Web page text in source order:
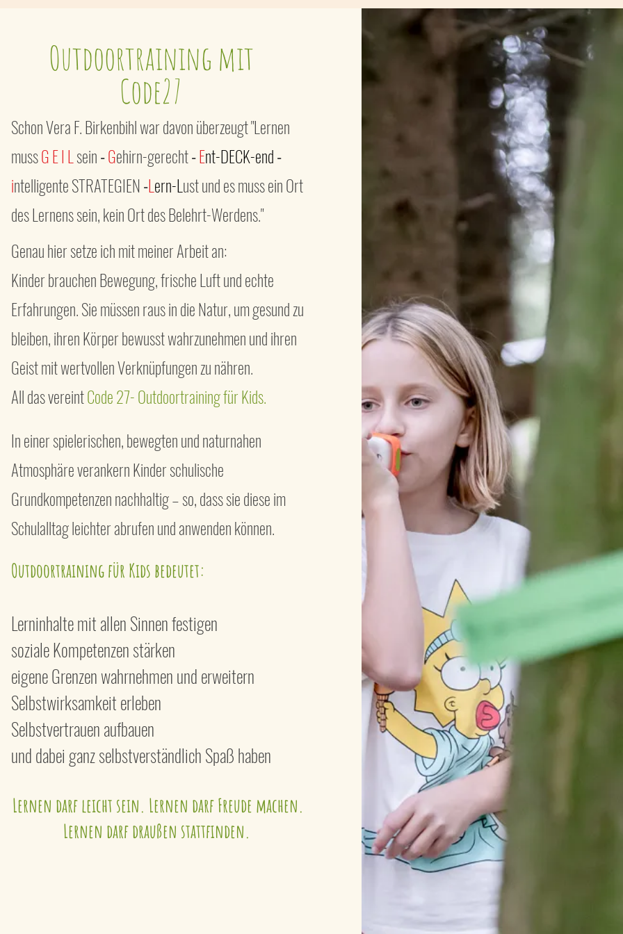
Outdoortraining mit
Code27
Schon Vera F. Birkenbihl war davon überzeugt "Lernen
mussG E I L sein-Gehirn-gerecht-Ent-DECK-end-
intelligente STRATEGIEN-L ern-L ust und es muss ein Ort
des Lernens sein, kein Ort des Belehrt-Werdens."
Genau hier setze ich mit meiner Arbeit an:
Kinder brauchen Bewegung, frische Luft und echte
Erfahrungen. Sie müssen raus in die Natur, um gesund zu
bleiben, ihren Körper bewusst wahrzunehmen und ihren
Geist mit wertvollen Verknüpfungen zu nähren.
All das vereintCode 27- Outdoortraining für Kids.
In einer spielerischen, bewegten und naturnahen
Atmosphäre verankern Kinder schulische
Grundkompetenzen nachhaltig – so, dass sie diese im
Schulalltag leichter abrufen und anwenden können.
Outdoortraining für Kids bedeutet:
Lerninhalte mit allen Sinnen festigen
soziale Kompetenzen stärken
eigene Grenzen wahrnehmen und erweitern
Selbstwirksamkeit erleben
Selbstvertrauen aufbauen
und dabei ganz selbstverständlich Spaß haben
Lernen darf leicht sein. Lernen darf Freude machen.
Lernen darf draußen stattfinden.